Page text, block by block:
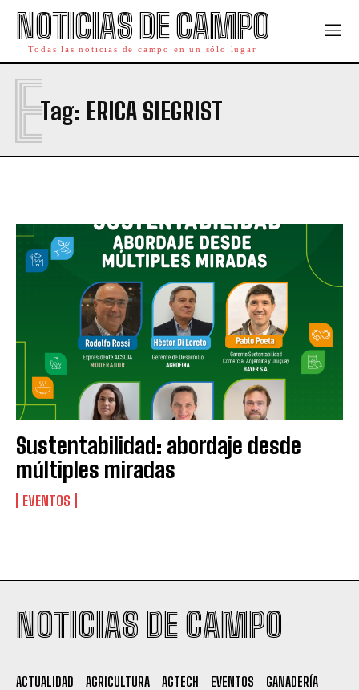
Suscribite al Newsletter
NOTICIAS DE CAMPO
Todas las noticias de campo en un sólo lugar
Tag: ERICA SIEGRIST
E
Sustentabilidad: abordaje desde
múltiples miradas
EVENTOS
NOTICIAS DE CAMPO
ACTUALIDAD AGRICULTURA AGTECH EVENTOS
GANADERÍA